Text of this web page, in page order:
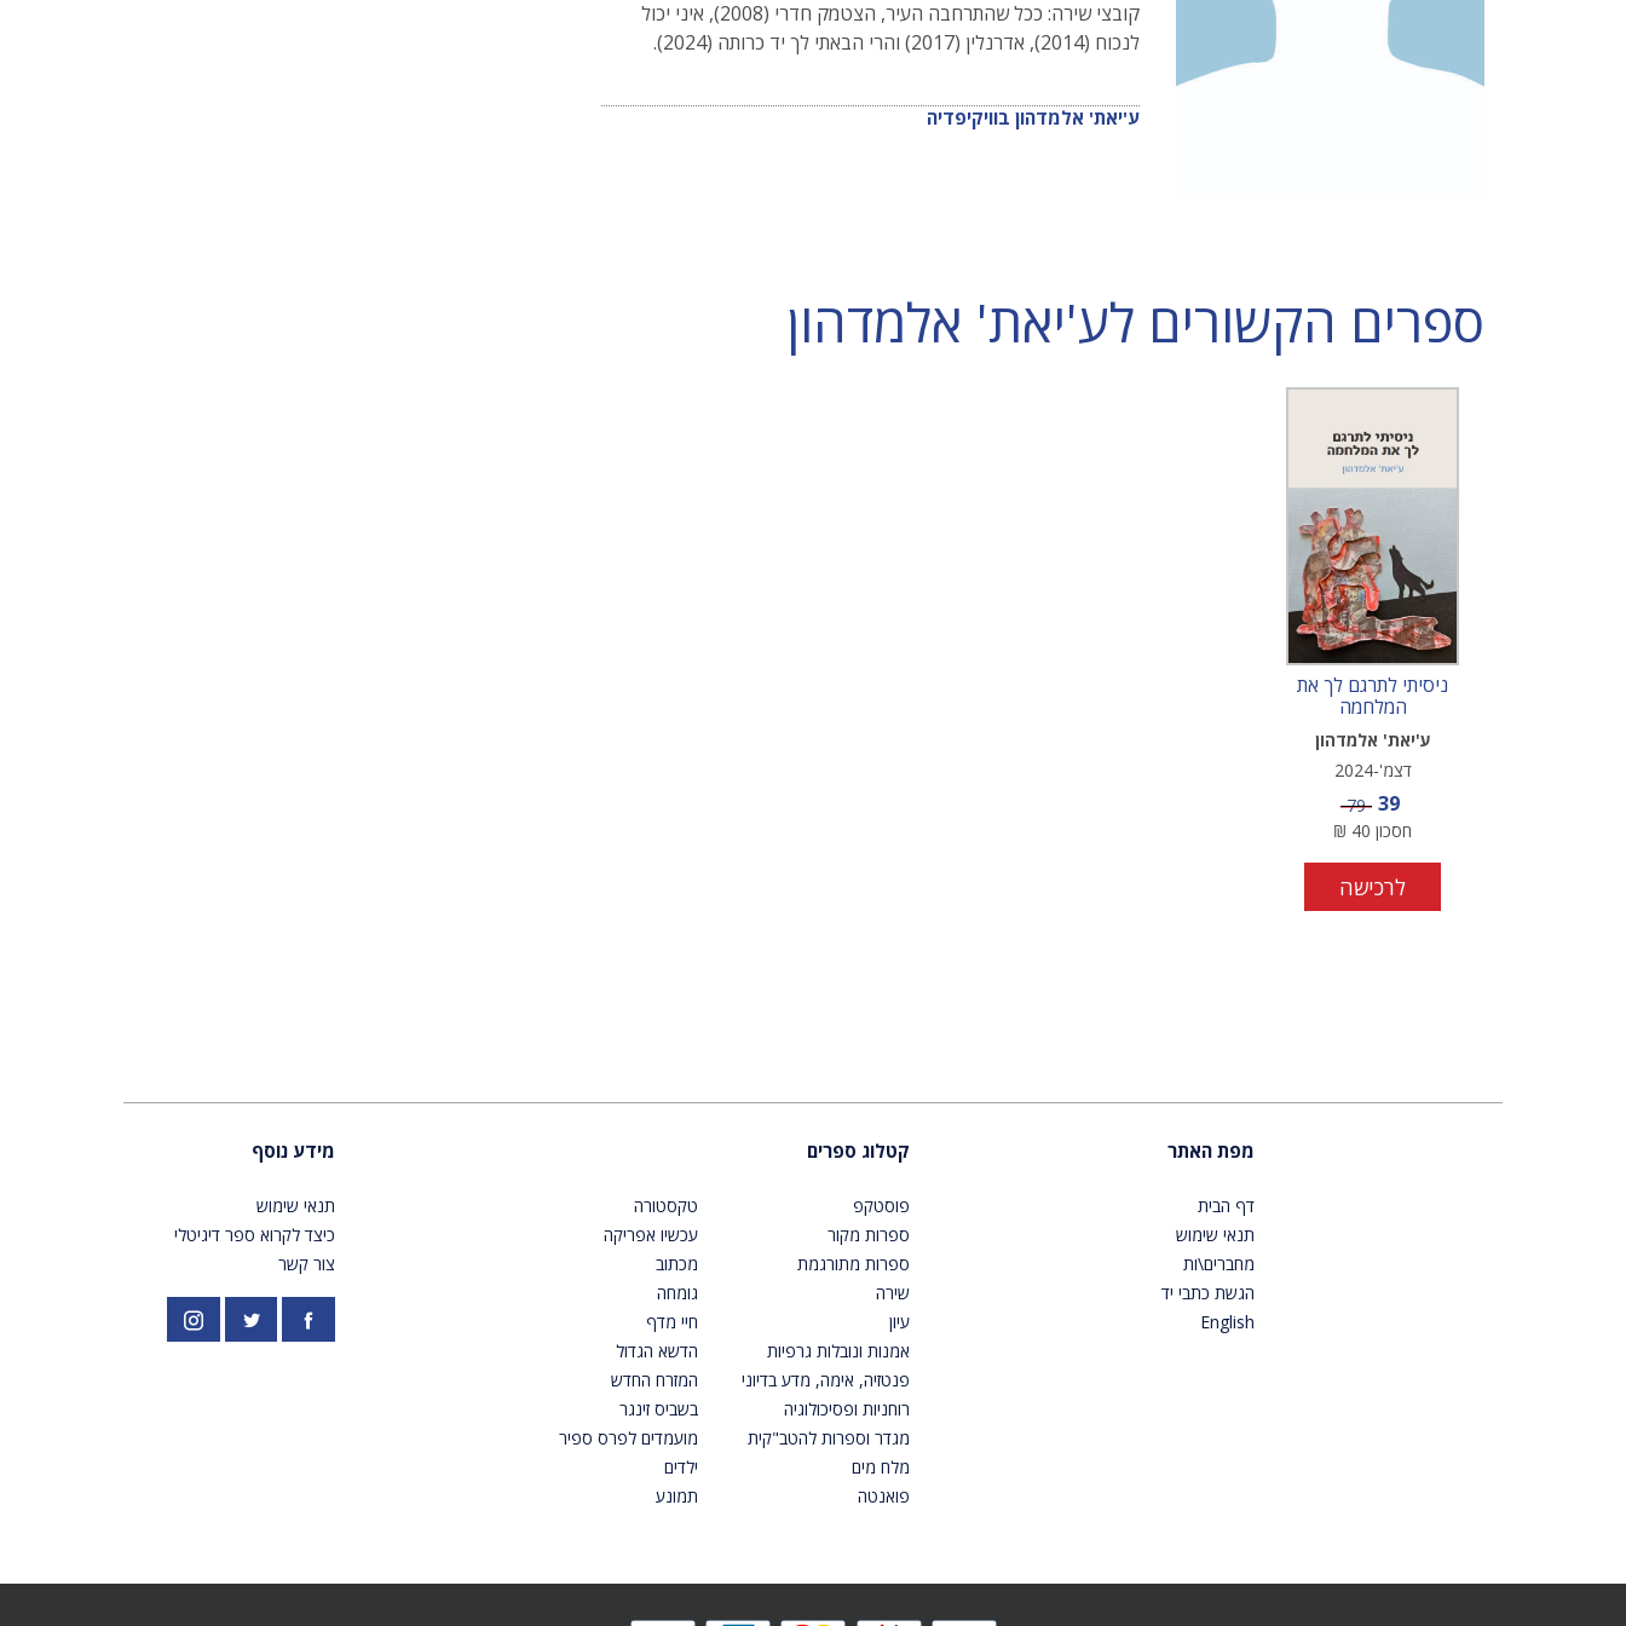
קובצי שירה: ככל שהתרחבה העיר, הצטמק חדרי (2008), איני יכול
לנכוח (2014), אדרנלין (2017) והרי הבאתי לך יד כרותה (2024).
ע'יאת' אלמדהון בוויקיפדיה
ספרים הקשורים לע'יאת' אלמדהון
ניסיתי לתרגם לך את
המלחמה
ע'יאת' אלמדהון
דצמ'-2024
מחיר מבצע
39 מחיר
79
חסכון 40
₪
לרכישה
מפת האתר
דף הבית
תנאי שימוש
מחברים\ות
הגשת כתבי יד
English
קטלוג ספרים
פוסטקפ
ספרות מקור
ספרות מתורגמת
שירה
עיון
אמנות ונובלות גרפיות
פנטזיה, אימה, מדע בדיוני
רוחניות ופסיכולוגיה
מגדר וספרות להטב"קית
מלח מים
פואנטה
טקסטורה
עכשיו אפריקה
מכתוב
גומחה
חיי מדף
הדשא הגדול
המזרח החדש
בשביס זינגר
מועמדים לפרס ספיר
ילדים
תמונע
מידע נוסף
תנאי שימוש
כיצד לקרוא ספר דיגיטלי
צור קשר
פייסבוק PardesPublish
אינסטגרם